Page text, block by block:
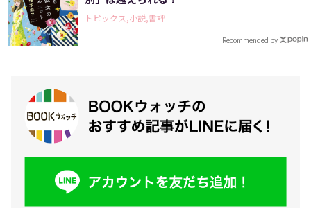
トピックス,小説,書評
Recommended by